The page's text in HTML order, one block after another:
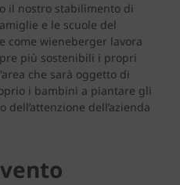
il nostro stabilimento di
e le scuole del
come wieneberger lavora
più sostenibili i propri
che sarà oggetto di
i bambini a piantare gli
dell’azienda